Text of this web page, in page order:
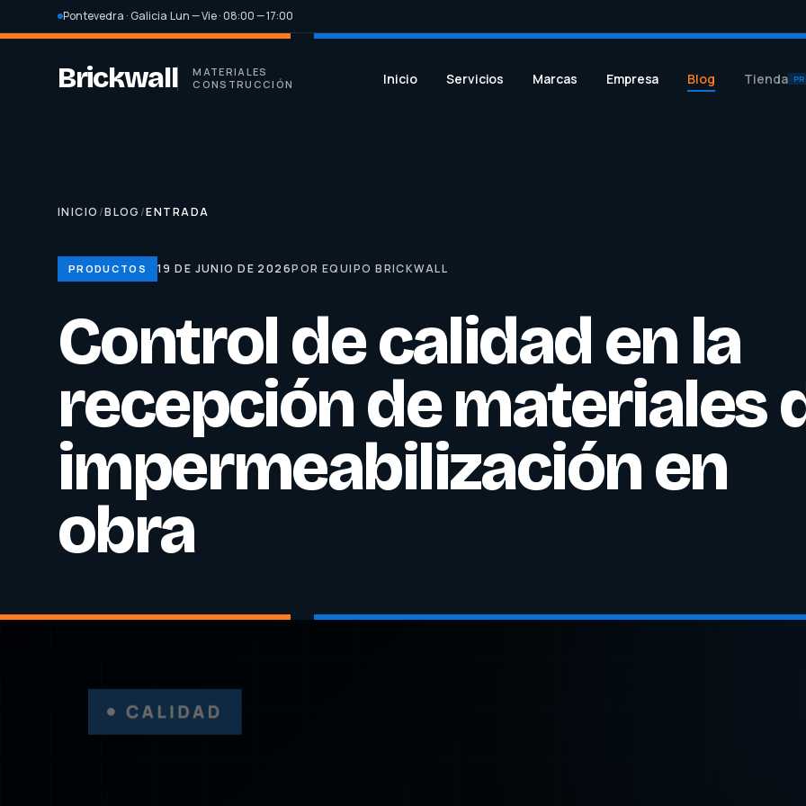
Pontevedra · Galicia·Lun — Vie · 08:00 — 17:00
Brickwall
MATERIALES
CONSTRUCCIÓN
Inicio Servicios Marcas Empresa Blog Tienda
INICIO /BLOG /ENTRADA
PRODUCTOS 19 DE JUNIO DE 2026POR EQUIPO BRICKWALL
Control de calidad en la
recepción de materiales
impermeabilización en
obra